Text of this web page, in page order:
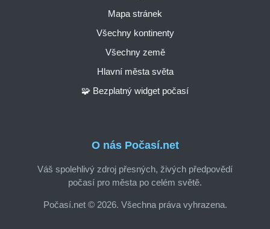
O nás Počasí.net
Váš spolehlivý zdroj přesných, živých předpovědí
počasí pro města po celém světě.
Počasí.net © 2026. Všechna práva vyhrazena.
Mapa stránek
Všechny kontinenty
Všechny země
Hlavní města světa
🧩 Bezplatný widget počasí